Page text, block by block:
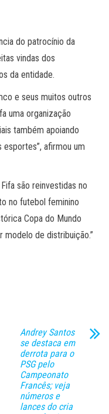
do patrocínio da
vindas dos
da entidade.
e seus muitos outros
uma organização
também apoiando
afirmou um
são reinvestidas no
no futebol feminino
Copa do Mundo
modelo de distribuição.”
Andrey Santos
se destaca em
derrota para o
PSG pelo
Campeonato
Francês; veja
números e
lances do cria